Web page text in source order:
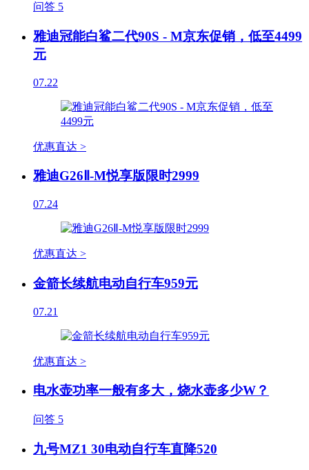
问答 5
雅迪冠能白鲨二代90S - M京东促销，低至4499
元
07.22
优惠直达 >
雅迪G26Ⅱ-M悦享版限时2999
07.24
优惠直达 >
金箭长续航电动自行车959元
07.21
优惠直达 >
电水壶功率一般有多大，烧水壶多少W？
问答 5
九号MZ1 30电动自行车直降520